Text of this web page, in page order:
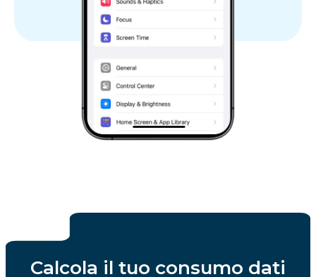
Calcola il tuo consumo dati